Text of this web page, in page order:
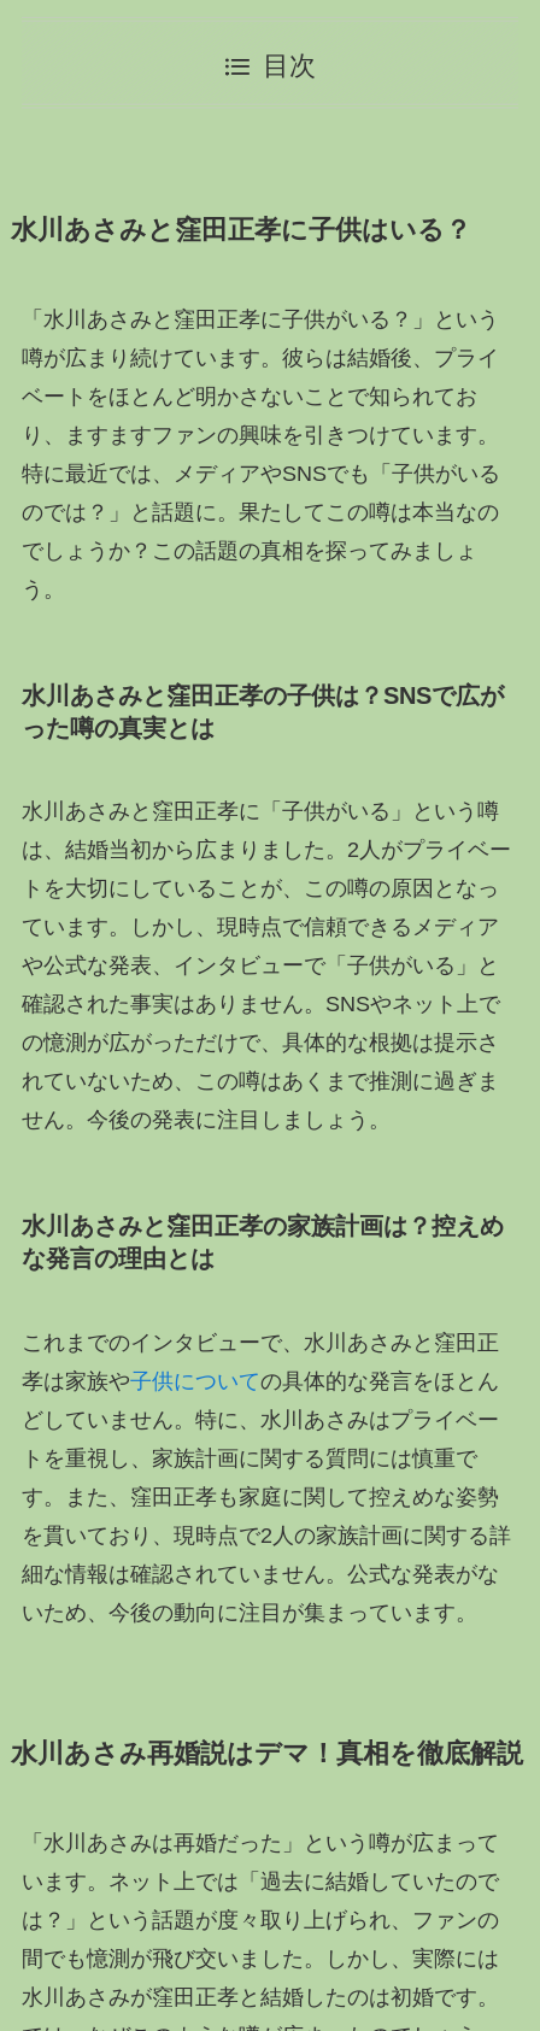
目次
水川あさみと窪田正孝に子供はいる？
「水川あさみと窪田正孝に子供がいる？」という
噂が広まり続けています。彼らは結婚後、プライ
ベートをほとんど明かさないことで知られてお
り、ますますファンの興味を引きつけています。
特に最近では、メディアやSNSでも「子供がいる
のでは？」と話題に。果たしてこの噂は本当なの
でしょうか？この話題の真相を探ってみましょ
う。
水川あさみと窪田正孝の子供は？SNSで広が
った噂の真実とは
水川あさみと窪田正孝に「子供がいる」という噂
は、結婚当初から広まりました。2人がプライベー
トを大切にしていることが、この噂の原因となっ
ています。しかし、現時点で信頼できるメディア
や公式な発表、インタビューで「子供がいる」と
確認された事実はありません。SNSやネット上で
の憶測が広がっただけで、具体的な根拠は提示さ
れていないため、この噂はあくまで推測に過ぎま
せん。今後の発表に注目しましょう。
水川あさみと窪田正孝の家族計画は？控えめ
な発言の理由とは
これまでのインタビューで、水川あさみと窪田正
孝は家族や子供についての具体的な発言をほとん
どしていません。特に、水川あさみはプライベー
トを重視し、家族計画に関する質問には慎重で
す。また、窪田正孝も家庭に関して控えめな姿勢
を貫いており、現時点で2人の家族計画に関する詳
細な情報は確認されていません。公式な発表がな
いため、今後の動向に注目が集まっています。
水川あさみ再婚説はデマ！真相を徹底解説
「水川あさみは再婚だった」という噂が広まって
います。ネット上では「過去に結婚していたので
は？」という話題が度々取り上げられ、ファンの
間でも憶測が飛び交いました。しかし、実際には
水川あさみが窪田正孝と結婚したのは初婚です。